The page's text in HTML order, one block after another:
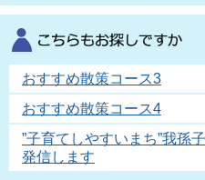
おすすめ散策コース3
おすすめ散策コース4
”子育てしやすいまち”我孫
発信します